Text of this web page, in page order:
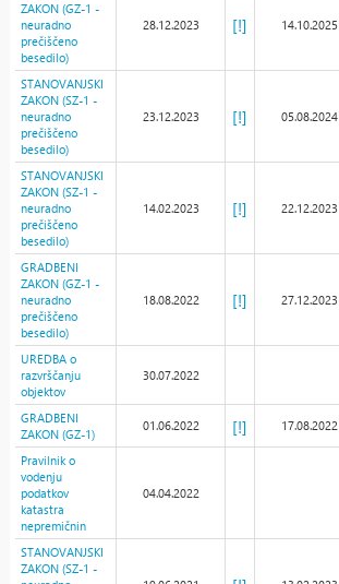
ZAKON (GZ-1 -
neuradno
prečiščeno
besedilo)
28.12.2023 [!] 14.10.2025
STANOVANJSKI
ZAKON (SZ-1 -
neuradno
prečiščeno
besedilo)
23.12.2023 [!] 05.08.2024
STANOVANJSKI
ZAKON (SZ-1 -
neuradno
prečiščeno
besedilo)
14.02.2023 [!] 22.12.2023
GRADBENI
ZAKON (GZ-1 -
neuradno
prečiščeno
besedilo)
18.08.2022 [!] 27.12.2023
UREDBA o
razvrščanju
objektov
30.07.2022
GRADBENI
ZAKON (GZ-1)
01.06.2022 [!] 17.08.2022
Pravilnik o
vodenju
podatkov
katastra
nepremičnin
04.04.2022
STANOVANJSKI
ZAKON (SZ-1 -